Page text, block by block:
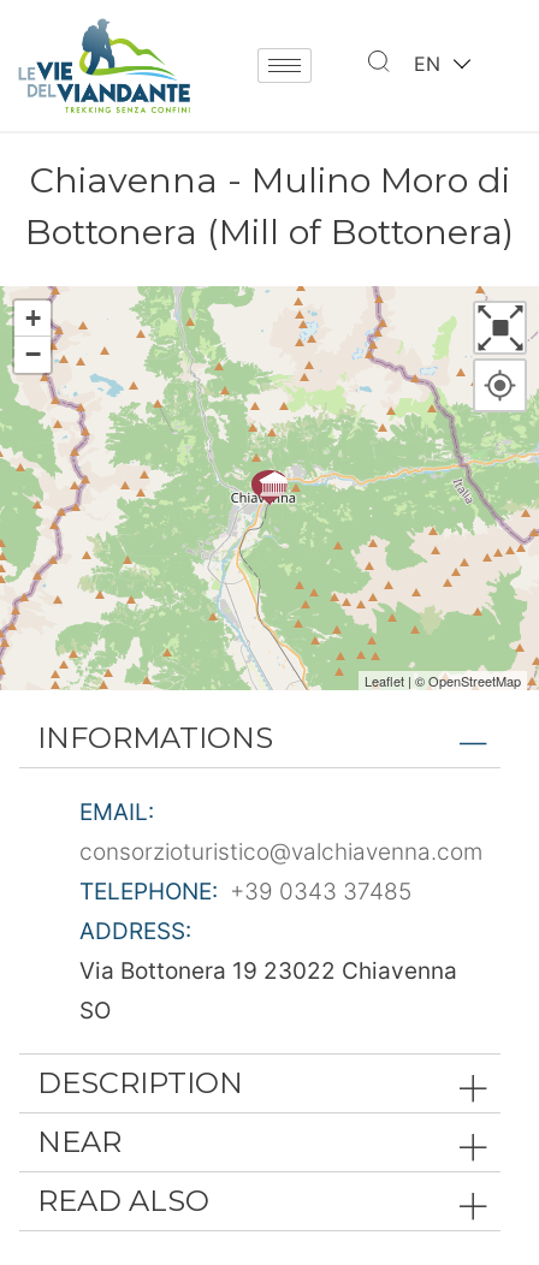
EN
Chiavenna - Mulino Moro di
Bottonera (Mill of Bottonera)
INFORMATIONS
EMAIL:
consorzioturistico@valchiavenna.com
TELEPHONE: +39 0343 37485
ADDRESS:
Via Bottonera 19 23022 Chiavenna
SO
DESCRIPTION
NEAR
READ ALSO
+
−
Leaflet | ©OpenStreetMap